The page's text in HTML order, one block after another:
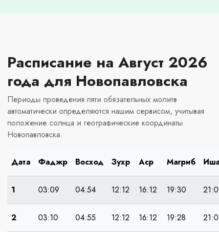
Расписание на Август 2026
года для Новопавловска
Периоды проведения пяти обязательных молитв
автоматически определяются нашим сервисом, учитывая
положение солнца и географические координаты
Новопавловска.
Дата Фаджр Восход Зухр Аср Магриб
1 03:09 04:54 12:12 16:12 19:30
2 03:10 04:55 12:12 16:12 19:28